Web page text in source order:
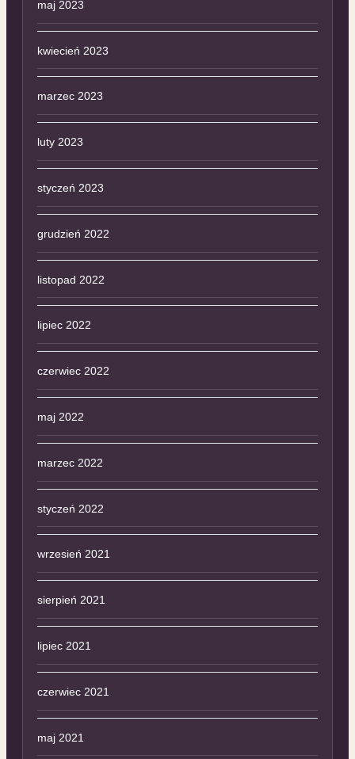
maj 2023
kwiecień 2023
marzec 2023
luty 2023
styczeń 2023
grudzień 2022
listopad 2022
lipiec 2022
czerwiec 2022
maj 2022
marzec 2022
styczeń 2022
wrzesień 2021
sierpień 2021
lipiec 2021
czerwiec 2021
maj 2021